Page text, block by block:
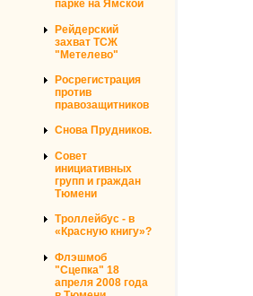
парке на Ямской
Рейдерский
захват ТСЖ
"Метелево"
Росрегистрация
против
правозащитников
Снова Прудников.
Совет
инициативных
групп и граждан
Тюмени
Троллейбус - в
«Красную книгу»?
Флэшмоб
"Сцепка" 18
апреля 2008 года